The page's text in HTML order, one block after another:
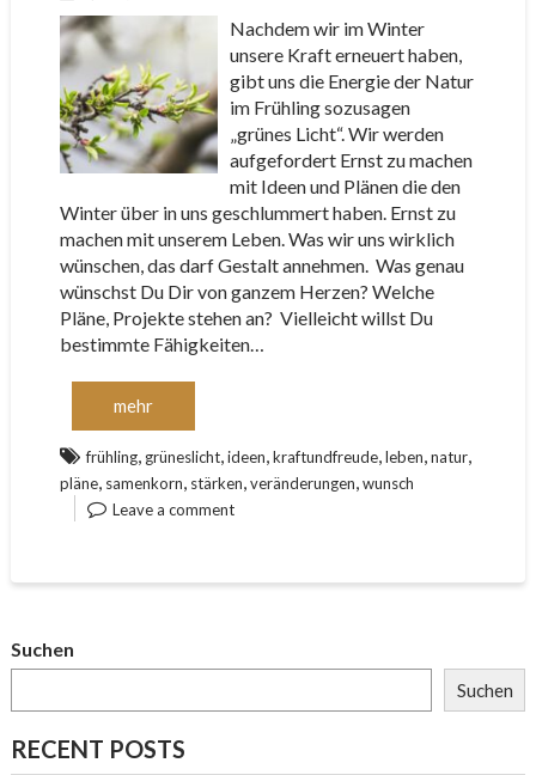
Nachdem wir im Winter
unsere Kraft erneuert haben,
gibt uns die Energie der Natur
im Frühling sozusagen
„grünes Licht“. Wir werden
aufgefordert Ernst zu machen
mit Ideen und Plänen die den
Winter über in uns geschlummert haben. Ernst zu
machen mit unserem Leben. Was wir uns wirklich
wünschen, das darf Gestalt annehmen. Was genau
wünschst Du Dir von ganzem Herzen? Welche
Pläne, Projekte stehen an? Vielleicht willst Du
bestimmte Fähigkeiten…
mehr
frühling, grüneslicht,ideen,kraftundfreude,leben,natur,
pläne, samenkorn, stärken,veränderungen,wunsch
Leave a comment
Suchen
Suchen
RECENT POSTS